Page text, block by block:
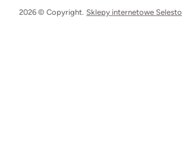
2026 © Copyright. Sklepy internetowe Selesto